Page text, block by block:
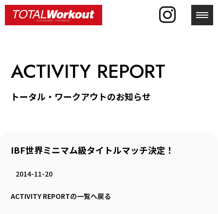
ACTIVITY REPORT
トータル・ワークアウトのお知らせ
IBF世界ミニマム級タイトルマッチ決定！
2014-11-20
ACTIVITY REPORTの一覧へ戻る